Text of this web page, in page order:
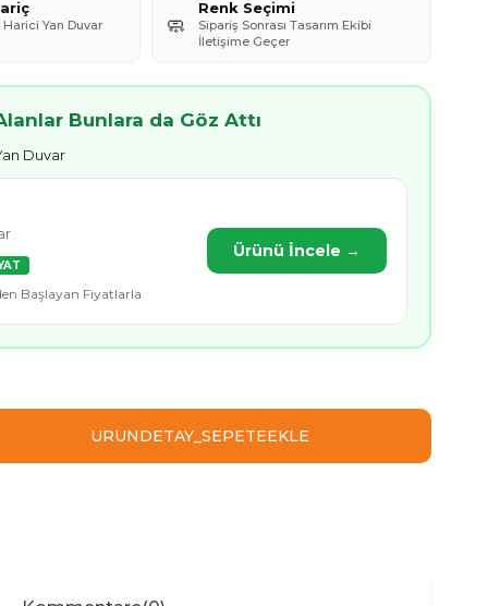
Yan Duvar
🧼
Renk Seçimi
Sipariş Sonrası Tasarım Ekibi
İletişime Geçer
Bunlara da Göz Attı
Duvar
Başlayan Fiyatlarla
Ürünü İncele →